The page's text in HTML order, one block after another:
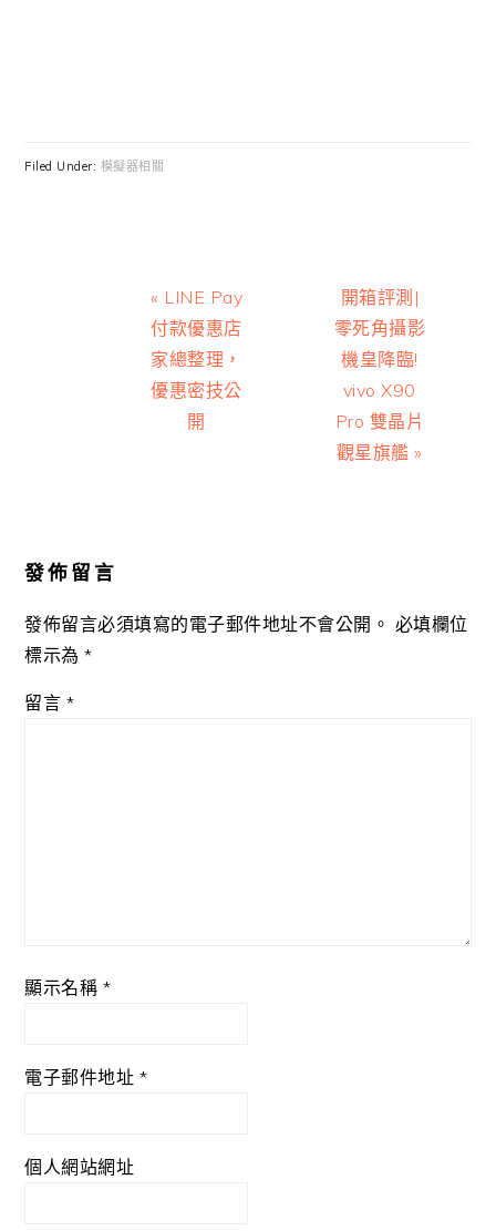
Filed Under: 模擬器相關
Previous
Post:
« LINE Pay
付款優惠店
家總整理，
優惠密技公
開
Next
Post:
開箱評測|
零死角攝影
機皇降臨!
vivo X90
Pro 雙晶片
觀星旗艦 »
發佈留言
發佈留言必須填寫的電子郵件地址不會公開。 必填欄位
標示為*
留言 *
顯示名稱 *
電子郵件地址 *
個人網站網址